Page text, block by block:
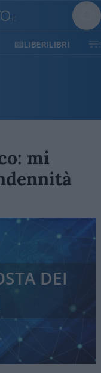
SHOP SOSTIENICI
mi
DEI